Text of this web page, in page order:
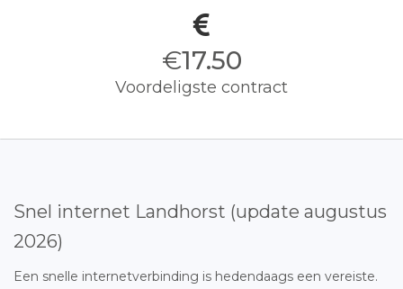
€17.50
Voordeligste contract
Snel internet Landhorst (update augustus
2026)
Een snelle internetverbinding is hedendaags een vereiste.